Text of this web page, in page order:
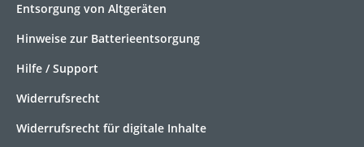
Entsorgung von Altgeräten
Hinweise zur Batterieentsorgung
Hilfe / Support
Widerrufsrecht
Widerrufsrecht für digitale Inhalte